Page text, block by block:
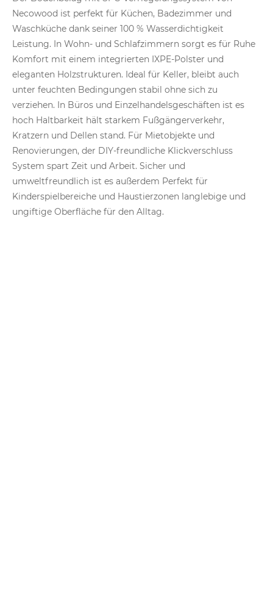
Necowood ist perfekt für Küchen, Badezimmer und
Waschküche dank seiner 100 % Wasserdichtigkeit
Leistung. In Wohn- und Schlafzimmern sorgt es für Ruhe
Komfort mit einem integrierten IXPE-Polster und
eleganten Holzstrukturen. Ideal für Keller, bleibt auch
unter feuchten Bedingungen stabil ohne sich zu
verziehen. In Büros und Einzelhandelsgeschäften ist es
hoch Haltbarkeit hält starkem Fußgängerverkehr,
Kratzern und Dellen stand. Für Mietobjekte und
Renovierungen, der DIY-freundliche Klickverschluss
System spart Zeit und Arbeit. Sicher und
umweltfreundlich ist es außerdem Perfekt für
Kinderspielbereiche und Haustierzonen langlebige und
ungiftige Oberfläche für den Alltag.